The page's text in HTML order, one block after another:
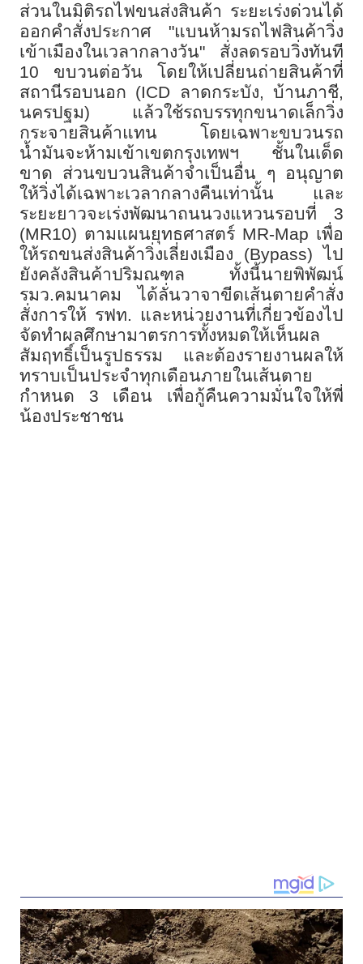
ส่วนในมิติรถไฟขนส่งสินค้า ระยะเร่งด่วนได้
ออกคำสั่งประกาศ "แบนห้ามรถไฟสินค้าวิ่ง
เข้าเมืองในเวลากลางวัน" สั่งลดรอบวิ่งทันที
10 ขบวนต่อวัน โดยให้เปลี่ยนถ่ายสินค้าที่
สถานีรอบนอก (ICD ลาดกระบัง, บ้านภาชี,
นครปฐม) แล้วใช้รถบรรทุกขนาดเล็กวิ่ง
กระจายสินค้าแทน โดยเฉพาะขบวนรถ
น้ำมันจะห้ามเข้าเขตกรุงเทพฯ ชั้นในเด็ด
ขาด ส่วนขบวนสินค้าจำเป็นอื่น ๆ อนุญาต
ให้วิ่งได้เฉพาะเวลากลางคืนเท่านั้น และ
ระยะยาวจะเร่งพัฒนาถนนวงแหวนรอบที่ 3
(MR10) ตามแผนยุทธศาสตร์ MR-Map เพื่อ
ให้รถขนส่งสินค้าวิ่งเลี่ยงเมือง (Bypass)ไป
ยังคลังสินค้าปริมณฑล ทั้งนี้นายพิพัฒน์
รมว.คมนาคม ได้ลั่นวาจาขีดเส้นตายคำสั่ง
สั่งการให้ รฟท. และหน่วยงานที่เกี่ยวข้องไป
จัดทำผลศึกษามาตรการทั้งหมดให้เห็นผล
สัมฤทธิ์เป็นรูปธรรม และต้องรายงานผลให้
ทราบเป็นประจำทุกเดือนภายในเส้นตาย
กำหนด 3 เดือน เพื่อกู้คืนความมั่นใจให้พี่
น้องประชาชน